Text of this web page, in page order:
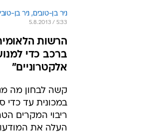
ניר בן-טובים, ניר בן-
5.8.2013 / 5:33
הרשות
ברכב כדי
אלקטרוניים"
קשה לבחון מה
במכונית עד כדי
ריבוי המקרים
העלה את